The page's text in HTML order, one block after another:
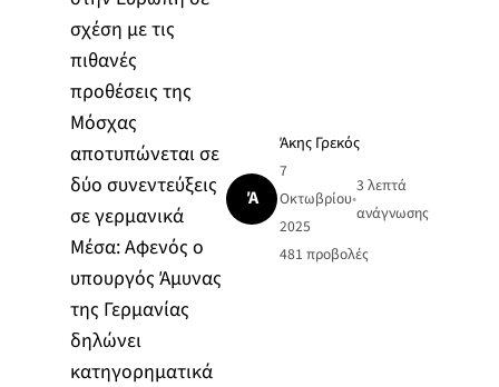
σχέση με τις
πιθανές
προθέσεις της
Μόσχας
αποτυπώνεται σε
δύο συνεντεύξεις
σε γερμανικά
Μέσα: Αφενός ο
υπουργός Άμυνας
της Γερμανίας
δηλώνει
κατηγορηματικά
Ά
Άκης Γρεκός
7
Οκτωβρίου
2025
•
3 λεπτά
ανάγνωσης
481 προβολές